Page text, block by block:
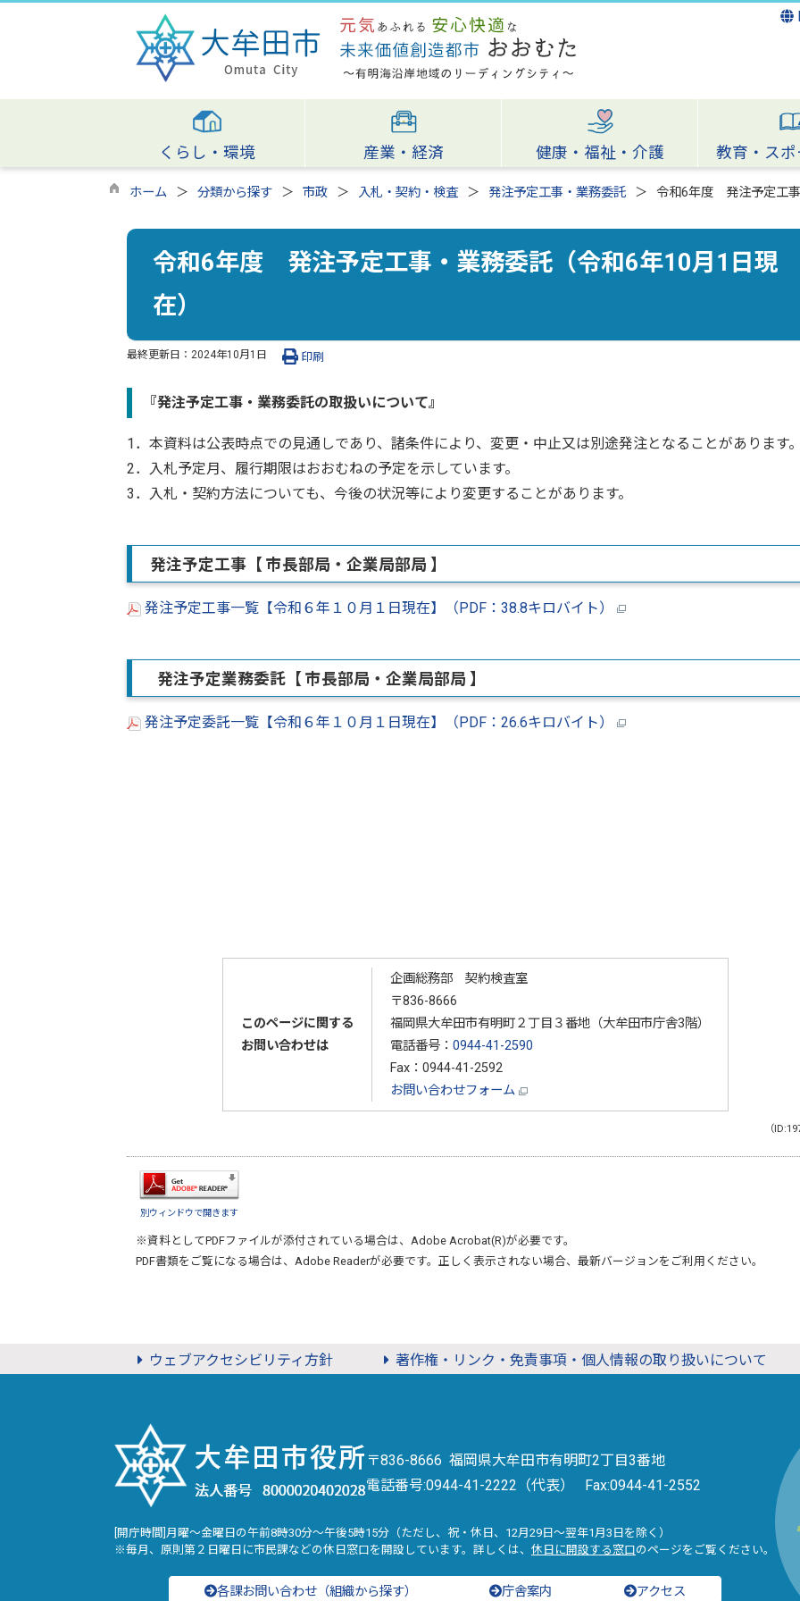
くらし・環境 産業・経済 健康・福祉・介護 教育・ス
ホーム 分類から探す 市政 入札・契約・検査 発注予定工事・業務委託 令和6年度 発注予定工
令和6年度 発注予定工事・業務委託（令和6年10月1日現
在）
最終更新日： 2024年10月1日 印刷
『発注予定工事・業務委託の取扱いについて』
1．本資料は公表時点での見通しであり、諸条件により、変更・中止又は別途発注となることがあります
2．入札予定月、履行期限はおおむねの予定を示しています。
3．入札・契約方法についても、今後の状況等により変更することがあります。
発注予定工事【 市長部局・企業局部局 】
発注予定工事一覧【令和６年１０月１日現在】（PDF：38.8キロバイト）
発注予定業務委託【 市長部局・企業局部局 】
発注予定委託一覧【令和６年１０月１日現在】（PDF：26.6キロバイト）
このページに関する
お問い合わせは
企画総務部 契約検査室
〒836-8666
福岡県大牟田市有明町２丁目３番地（大牟田市庁舎3階）
電話番号： 0944-41-2590
Fax：0944-41-2592
お問い合わせフォーム
（
別ウィンドウで開きます
※資料としてPDFファイルが添付されている場合は、 Adobe Acrobat(R)が必要です。
PDF書類をご覧になる場合は、 Adobe Readerが必要です。正しく表示されない場合、最新バージョンをご利用ください。
ウェブアクセシビリティ方針 著作権・リンク・免責事項・個人情報の取り扱いについて
〒836-8666 福岡県大牟田市有明町2丁目3番地
電話番号:0944-41-2222（代表） Fax:0944-41-2552
[開庁時間]月曜～金曜日の午前8時30分～午後5時15分（ただし、祝・休日、12月29日～翌年1月3日を除く）
※毎月、原則第２日曜日に市民課などの休日窓口を開設しています。詳しくは、 休日に開設する窓口のページをご覧ください。
各課お問い合わせ（組織から探す） 庁舎案内 アクセス